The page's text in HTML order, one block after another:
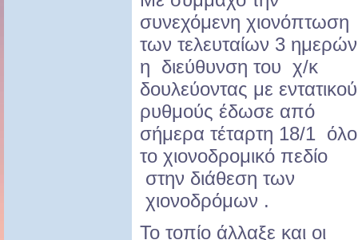
συνεχόμενη χιονόπτωση
των τελευταίων 3 ημερών
η διεύθυνση του χ/κ
δουλεύοντας με
ρυθμούς έδωσε από
σήμερα τέταρτη 18/1 όλο
το χιονοδρομικό πεδίο
στην διάθεση των
χιονοδρόμων .
Το τοπίο άλλαξε και οι